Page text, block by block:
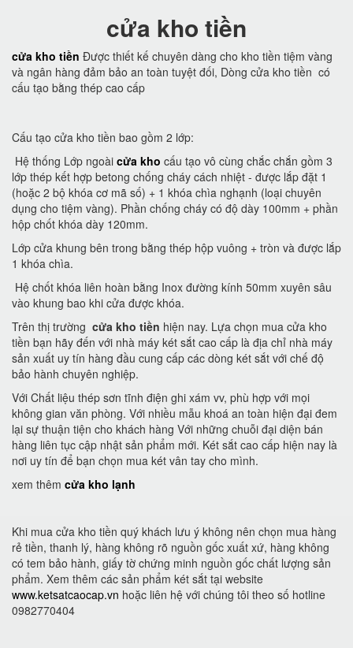
cửa kho tiền
cửa kho tiền Được thiết kế chuyên dàng cho kho tiền tiệm vàng
và ngân hàng đảm bảo an toàn tuyệt đối, Dòng cửa kho tiền có
cấu tạo bằng thép cao cấp
Cấu tạo cửa kho tiền bao gồm 2 lớp:
Hệ thống Lớp ngoài cửa kho cấu tạo vô cùng chắc chắn gồm 3
lớp thép kết hợp betong chống cháy cách nhiệt - được lắp đặt 1
(hoặc 2 bộ khóa cơ mã số) + 1 khóa chìa nghạnh (loại chuyên
dụng cho tiệm vàng). Phần chống cháy có độ dày 100mm + phần
hộp chốt khóa dày 120mm.
Lớp cửa khung bên trong bằng thép hộp vuông + tròn và được lắp
1 khóa chìa.
Hệ chốt khóa liên hoàn bằng Inox đường kính 50mm xuyên sâu
vào khung bao khi cửa được khóa.
Trên thị trường cửa kho tiền hiện nay. Lựa chọn mua cửa kho
tiền bạn hãy đến với nhà máy két sắt cao cấp là địa chỉ nhà máy
sản xuất uy tín hàng đầu cung cấp các dòng két sắt với chế độ
bảo hành chuyên nghiệp.
Với Chất liệu thép sơn tĩnh điện ghi xám vv, phù hợp với mọi
không gian văn phòng. Với nhiều mẫu khoá an toàn hiện đại đem
lại sự thuận tiện cho khách hàng Với những chuỗi đại diện bán
hàng liên tục cập nhật sản phẩm mới. Két sắt cao cấp hiện nay là
nơi uy tín để bạn chọn mua két vân tay cho mình.
xem thêm cửa kho lạnh
Khi mua cửa kho tiền quý khách lưu ý không nên chọn mua hàng
rẻ tiền, thanh lý, hàng không rõ nguồn gốc xuất xứ, hàng không
có tem bảo hành, giấy tờ chứng minh nguồn gốc chất lượng sản
phẩm. Xem thêm các sản phẩm két sắt tại website
www.ketsatcaocap.vn hoặc liên hệ với chúng tôi theo số hotline
0982770404